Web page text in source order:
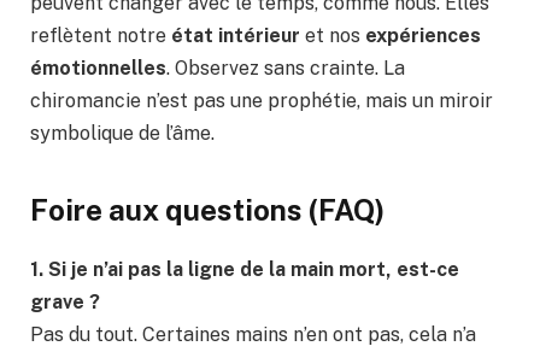
reflètent notre état intérieur et nos expériences
émotionnelles. Observez sans crainte. La
chiromancie n’est pas une prophétie, mais un miroir
symbolique de l’âme.
Foire aux questions (FAQ)
1. Si je n’ai pas la ligne de la main mort, est-ce
grave ?
Pas du tout. Certaines mains n’en ont pas, cela n’a